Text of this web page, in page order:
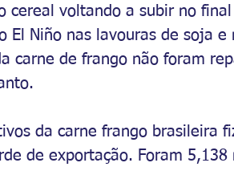
cereal voltando a subir no
El Niño nas lavouras de soja
carne de frango não foram
da carne frango brasileira
de exportação. Foram